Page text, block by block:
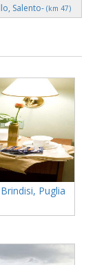
Salento- (km 47)
Puglia